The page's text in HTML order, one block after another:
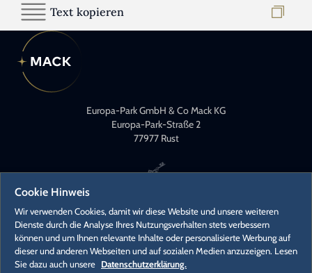
Text kopieren
Europa-Park GmbH & Co Mack KG
Europa-Park-Straße 2
77977 Rust
KONTAKT
PRESSEKONTAKTE
Cookie Hinweis
Wir verwenden Cookies, damit wir diese Website und unsere weiteren
Dienste durch die Analyse Ihres Nutzungsverhalten stets verbessern
können und um Ihnen relevante Inhalte oder personalisierte Werbung auf
dieser und anderen Webseiten und auf sozialen Medien anzuzeigen. Lesen
Sie dazu auch unsere Datenschutzerklärung.